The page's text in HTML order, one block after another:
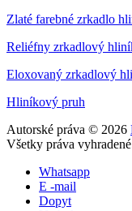
Zlaté farebné zrkadlo
Reliéfny zrkadlový
Eloxovaný zrkadlový
Hliníkový pruh
Autorské práva © 2026
Všetky práva
Whatsapp
E -mail
Dopyt